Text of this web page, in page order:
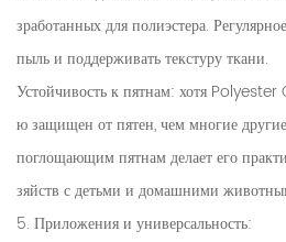
зработанных для полиэстера.
пыль и поддерживать текстуру ткани.
Устойчивость к пятнам: хотя
ю защищен от пятен, чем многие
поглощающим пятнам делает его
зяйств с детьми и домашними
5. Приложения и универсальность: